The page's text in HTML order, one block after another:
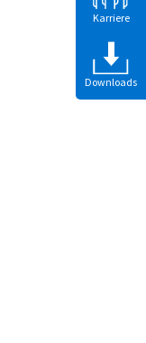
Karriere
Downloads